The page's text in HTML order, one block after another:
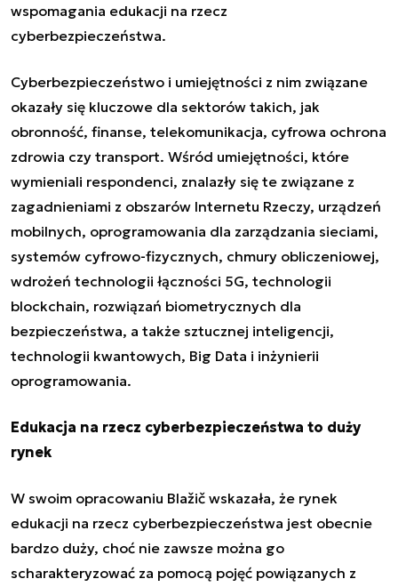
wspomagania edukacji na rzecz
cyberbezpieczeństwa.
Cyberbezpieczeństwo i umiejętności z nim związane
okazały się kluczowe dla sektorów takich, jak
obronność, finanse, telekomunikacja, cyfrowa ochrona
zdrowia czy transport. Wśród umiejętności, które
wymieniali respondenci, znalazły się te związane z
zagadnieniami z obszarów Internetu Rzeczy, urządzeń
mobilnych, oprogramowania dla zarządzania sieciami,
systemów cyfrowo-fizycznych, chmury obliczeniowej,
wdrożeń technologii łączności 5G, technologii
blockchain, rozwiązań biometrycznych dla
bezpieczeństwa, a także sztucznej inteligencji,
technologii kwantowych, Big Data i inżynierii
oprogramowania.
Edukacja na rzecz cyberbezpieczeństwa to duży
rynek
W swoim opracowaniu Blažič wskazała, że rynek
edukacji na rzecz cyberbezpieczeństwa jest obecnie
bardzo duży, choć nie zawsze można go
scharakteryzować za pomocą pojęć powiązanych z